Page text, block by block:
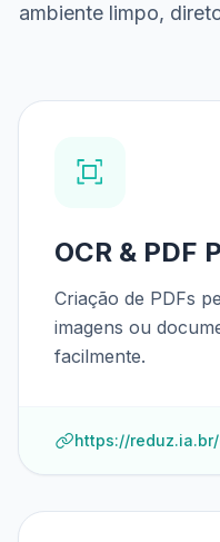
ambiente limpo,
OCR & PDF
Criação de PDFs
imagens ou
facilmente.
https://